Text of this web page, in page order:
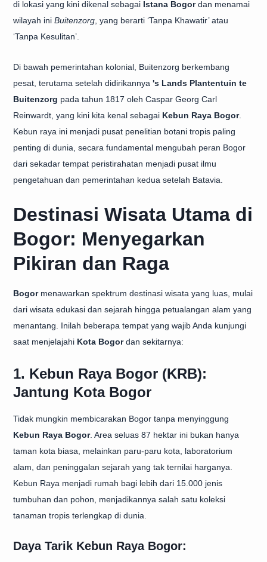
di lokasi yang kini dikenal sebagai Istana Bogordan menamai
wilayah ini Buitenzorg , yang berarti ‘Tanpa Khawatir’ atau
‘Tanpa Kesulitan’.
Di bawah pemerintahan kolonial, Buitenzorg berkembang
pesat, terutama setelah didirikannya 's Lands Plantentuin te
Buitenzorg pada tahun 1817 oleh Caspar Georg Carl
Reinwardt, yang kini kita kenal sebagai Kebun Raya Bogor.
Kebun raya ini menjadi pusat penelitian botani tropis paling
penting di dunia, secara fundamental mengubah peran Bogor
dari sekadar tempat peristirahatan menjadi pusat ilmu
pengetahuan dan pemerintahan kedua setelah Batavia.
Destinasi Wisata Utama di
Bogor: Menyegarkan
Pikiran dan Raga
Bogormenawarkan spektrum destinasi wisata yang luas, mulai
dari wisata edukasi dan sejarah hingga petualangan alam yang
menantang. Inilah beberapa tempat yang wajib Anda kunjungi
saat menjelajahi Kota Bogordan sekitarnya:
1. Kebun Raya Bogor (KRB):
Jantung Kota Bogor
Tidak mungkin membicarakan Bogor tanpa menyinggung
Kebun Raya Bogor. Area seluas 87 hektar ini bukan hanya
taman kota biasa, melainkan paru-paru kota, laboratorium
alam, dan peninggalan sejarah yang tak ternilai harganya.
Kebun Raya menjadi rumah bagi lebih dari 15.000 jenis
tumbuhan dan pohon, menjadikannya salah satu koleksi
tanaman tropis terlengkap di dunia.
Daya Tarik Kebun Raya Bogor: